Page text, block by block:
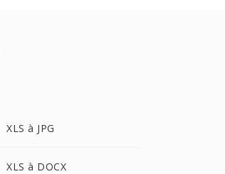
XLS à JPG
XLS à DOCX